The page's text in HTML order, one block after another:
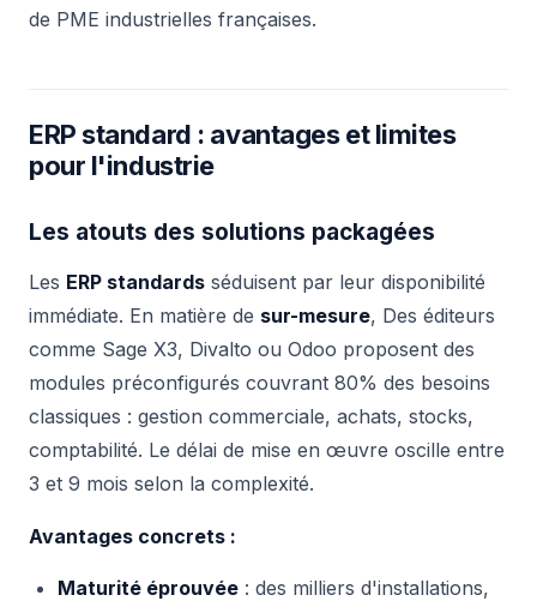
de PME industrielles françaises.
ERP standard : avantages et limites
pour l'industrie
Les atouts des solutions packagées
Les ERP standards séduisent par leur disponibilité
immédiate. En matière de sur-mesure, Des éditeurs
comme Sage X3, Divalto ou Odoo proposent des
modules préconfigurés couvrant 80% des besoins
classiques : gestion commerciale, achats, stocks,
comptabilité. Le délai de mise en œuvre oscille entre
3 et 9 mois selon la complexité.
Avantages concrets :
Maturité éprouvée : des milliers d'installations,